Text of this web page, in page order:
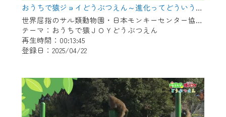
おうちで猿ジョイどうぶつえん～進化ってどういうこと？～（2025年3月16日初回放送）
世界屈指のサル類動物園・日本モンキーセンター協力の親子で学べる動物番組。
テーマ：おうちで猿ＪＯＹどうぶつえん
再生時間：00:13:45
登録日：2025/04/22
要となります。
※MyIDとは、CCNet Web TVを含むCCNetの
各種サービスをご利用頂くためのIDです。
IDはお客様が使っているメールアドレス
（GmailやYahooなどのフリーメールアドレ
スでも作成可能です）
※マイページへのログイン・MyIDの新規登